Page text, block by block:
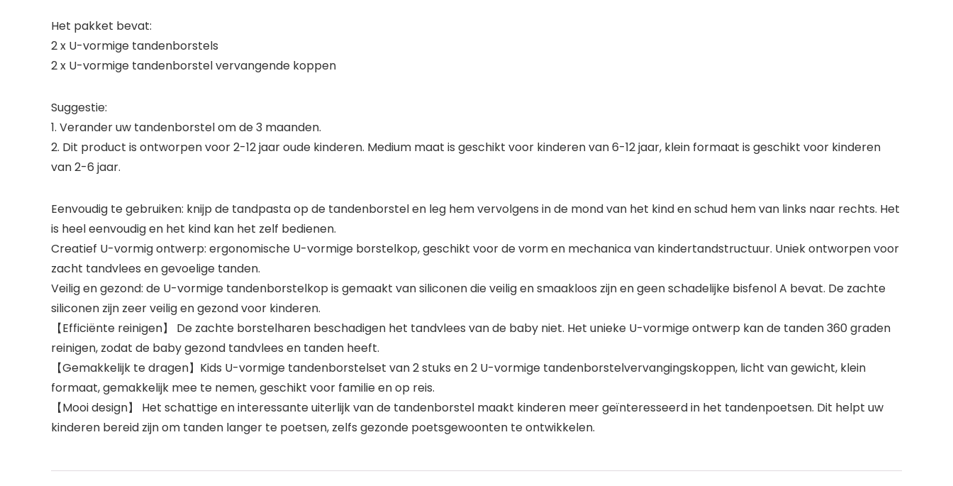
Het pakket bevat:
2 x U-vormige tandenborstels
2 x U-vormige tandenborstel vervangende koppen
Suggestie:
1. Verander uw tandenborstel om de 3 maanden.
2. Dit product is ontworpen voor 2-12 jaar oude kinderen. Medium maat is geschikt voor kinderen van 6-12 jaar, klein formaat is geschikt voor kinderen
van 2-6 jaar.
Eenvoudig te gebruiken: knijp de tandpasta op de tandenborstel en leg hem vervolgens in de mond van het kind en schud hem van links naar rechts. Het
is heel eenvoudig en het kind kan het zelf bedienen.
Creatief U-vormig ontwerp: ergonomische U-vormige borstelkop, geschikt voor de vorm en mechanica van kindertandstructuur. Uniek ontworpen voor
zacht tandvlees en gevoelige tanden.
Veilig en gezond: de U-vormige tandenborstelkop is gemaakt van siliconen die veilig en smaakloos zijn en geen schadelijke bisfenol A bevat. De zachte
siliconen zijn zeer veilig en gezond voor kinderen.
【Efficiënte reinigen】 De zachte borstelharen beschadigen het tandvlees van de baby niet. Het unieke U-vormige ontwerp kan de tanden 360 graden
reinigen, zodat de baby gezond tandvlees en tanden heeft.
【Gemakkelijk te dragen】Kids U-vormige tandenborstelset van 2 stuks en 2 U-vormige tandenborstelvervangingskoppen, licht van gewicht, klein
formaat, gemakkelijk mee te nemen, geschikt voor familie en op reis.
【Mooi design】 Het schattige en interessante uiterlijk van de tandenborstel maakt kinderen meer geïnteresseerd in het tandenpoetsen. Dit helpt uw
kinderen bereid zijn om tanden langer te poetsen, zelfs gezonde poetsgewoonten te ontwikkelen.